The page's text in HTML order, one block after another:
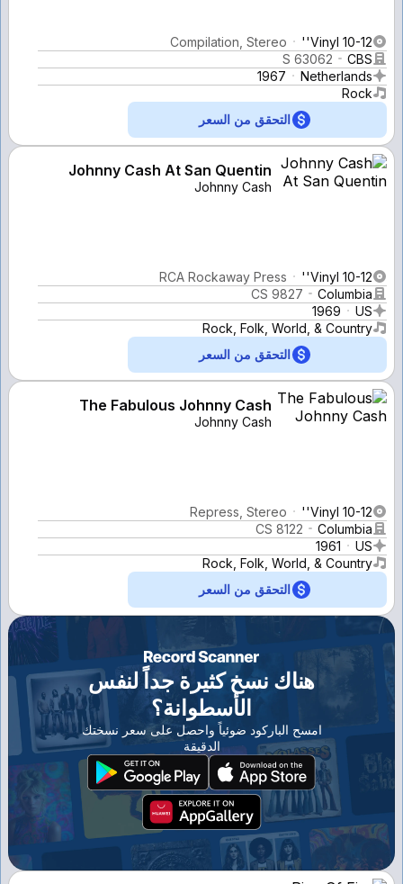
Vinyl 10-12''
Compilation, Stereo
CBS
S 63062
Netherlands
1967
Rock
التحقق من السعر
Johnny Cash At San Quentin
Johnny Cash
Vinyl 10-12''
RCA Rockaway Press
Columbia
CS 9827
US
1969
Rock, Folk, World, & Country
التحقق من السعر
The Fabulous Johnny Cash
Johnny Cash
Vinyl 10-12''
Repress, Stereo
Columbia
CS 8122
US
1961
Rock, Folk, World, & Country
التحقق من السعر
هناك نسخ كثيرة جداً لنفس
الأسطوانة؟
امسح الباركود ضوئياً واحصل على سعر نسختك
الدقيقة